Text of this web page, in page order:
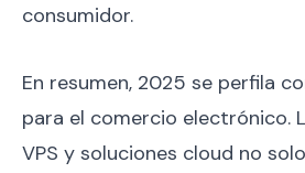
consumidor.
En resumen, 2025 se perfila
para el comercio electrónico.
VPS y soluciones cloud no